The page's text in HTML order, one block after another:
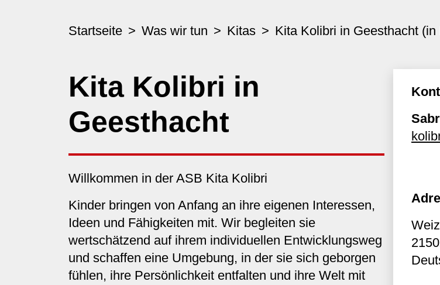
Startseite Was wir tun Kitas Kita Kolibri in Geesthacht (in
Kita Kolibri in
Geesthacht
Willkommen in der ASB Kita Kolibri
Kinder bringen von Anfang an ihre eigenen Interessen,
Ideen und Fähigkeiten mit. Wir begleiten sie
wertschätzend auf ihrem individuellen Entwicklungsweg
und schaffen eine Umgebung, in der sie sich geborgen
fühlen, ihre Persönlichkeit entfalten und ihre Welt mit